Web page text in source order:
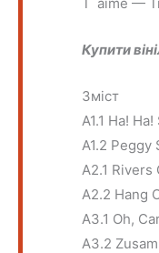
Купити
Зміст
A1.1 Ha!
A1.2 Peggy
A2.1
A2.2 Hang
A3.1 Oh,
A3.2